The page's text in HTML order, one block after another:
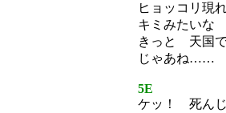
ヒョッコリ現
キミみたいな
きっと 天国
じゃあね
5E
ケッ！ 死ん